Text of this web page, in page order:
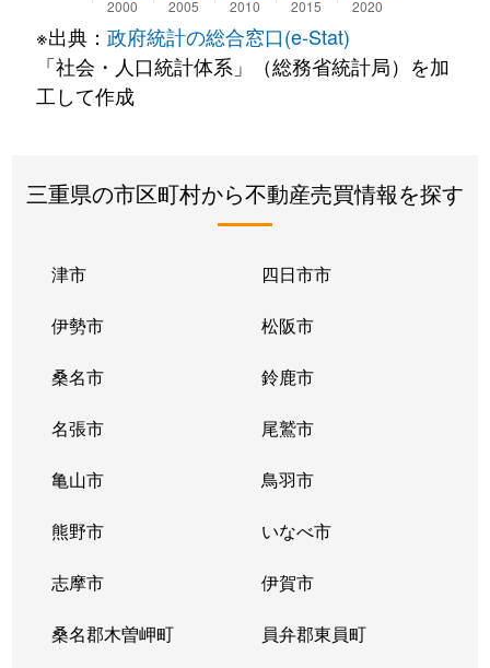
※出典： 政府統計の総合窓口(e-Stat)
「社会・人口統計体系」（総務省統計局）を加
工して作成
三重県の市区町村から不動産売買情報を探す
津市 四日市市
伊勢市 松阪市
桑名市 鈴鹿市
名張市 尾鷲市
亀山市 鳥羽市
熊野市 いなべ市
志摩市 伊賀市
桑名郡木曽岬町 員弁郡東員町